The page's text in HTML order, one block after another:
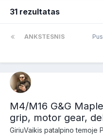
31 rezultatas
ANKSTESNIS
M4/M16 G&G
grip, motor gear,
GiriuVaikis patalpino temoje